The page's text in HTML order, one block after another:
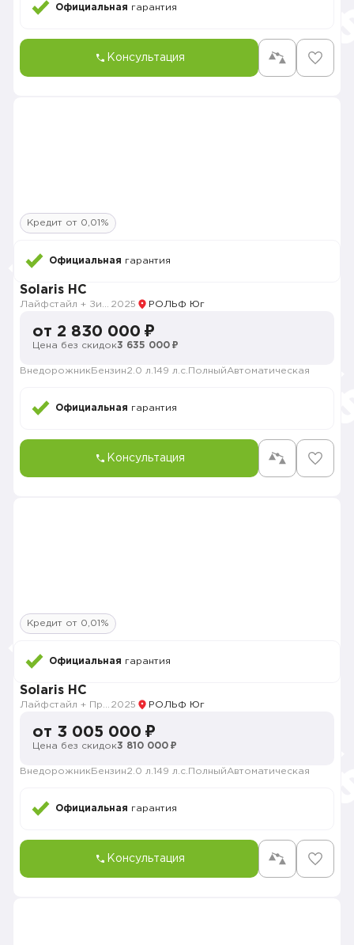
Официальная гарантия
Консультация
Кредит от 0,01%
Официальная гарантия
Solaris HC
2025 РОЛЬФ Юг
от 2 830 000 ₽
Цена без скидок3 635 000 ₽
Внедорожник Бензин2.0 л. 149 л.с. ПолныйАвтоматическая
Официальная гарантия
Консультация
Кредит от 0,01%
Официальная гарантия
Solaris HC
2025 РОЛЬФ Юг
от 3 005 000 ₽
Цена без скидок3 810 000 ₽
Внедорожник Бензин2.0 л. 149 л.с. ПолныйАвтоматическая
Официальная гарантия
Консультация